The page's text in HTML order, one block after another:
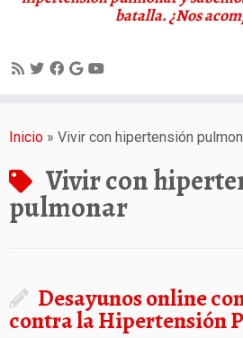
batalla. ¿Nos
Inicio » Vivir con hipertensión
Vivir con
pulmonar
Desayunos online
contra la Hipertensión